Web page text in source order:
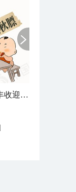
立秋这样过：啃秋晒秋贴秋膘 庆祝丰收迎秋来